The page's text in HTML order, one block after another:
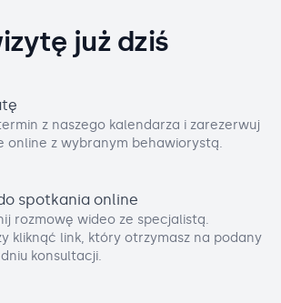
już dziś
z naszego kalendarza i zarezerwuj
online z wybranym behawiorystą.
spotkania online
rozmowę wideo ze specjalistą.
kliknąć link, który otrzymasz na podany
konsultacji.